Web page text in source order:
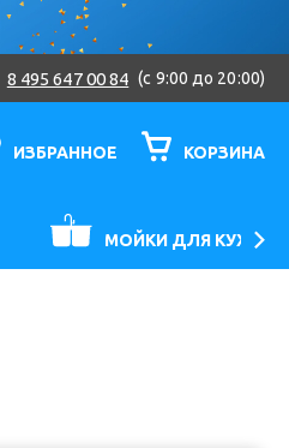
8 495 647 00 84 (c 9:00 до 20:00)
ИЗБРАННОЕ КОРЗИНА
МОЙКИ ДЛЯ КУХНИ